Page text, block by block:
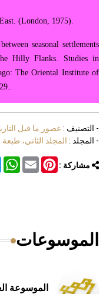
(Lon­don, 1975).
sea­sonal settlements
Hilly Flanks. Studies in
The Oriental Institute of
- التصنيف : عصور ما قبل
- المجلد : المجلد الثاني، طبعة 2015، دمشق
مشاركة : Email
Pinterest
الموسوعات
الموسوعة